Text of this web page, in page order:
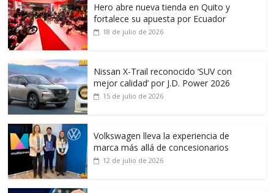
Hero abre nueva tienda en Quito y
fortalece su apuesta por Ecuador
18 de julio de 2026
Nissan X-Trail reconocido ‘SUV con
mejor calidad’ por J.D. Power 2026
15 de julio de 2026
Volkswagen lleva la experiencia de
marca más allá de concesionarios
12 de julio de 2026